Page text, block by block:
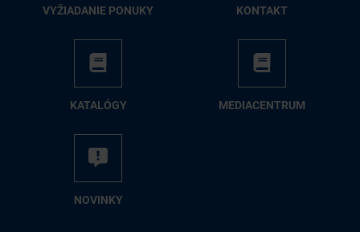
VY­ŽIA­DA­NIE PO­NU­KY KON­TAKT
KA­TA­LÓ­GY ME­DIA­CEN­TRUM
NO­VIN­KY